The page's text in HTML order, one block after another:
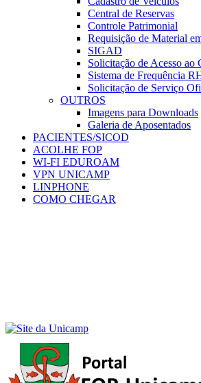
Central de Reservas
Controle Patrimonial
Requisição de Material
SIGAD
Solicitação de Acesso ao
Sistema de Frequência
Solicitação de Serviço
OUTROS
Imagens para Downloads
Galeria de Aposentados
PACIENTES/SICOD
ACOLHE FOP
WI-FI EDUROAM
VPN UNICAMP
LINPHONE
COMO CHEGAR